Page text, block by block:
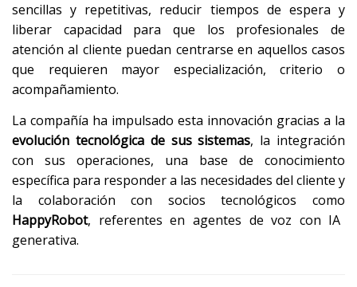
sencillas y repetitivas, reducir tiempos de espera y
liberar capacidad para que los profesionales de
atención al cliente puedan centrarse en aquellos casos
que requieren mayor especialización, criterio o
acompañamiento.
La compañía ha impulsado esta innovación gracias a la
evolución tecnológica de sus sistemas, la integración
con sus operaciones, una base de conocimiento
específica para responder a las necesidades del cliente y
la colaboración con socios tecnológicos como
HappyRobot, referentes en agentes de voz con IA
generativa.